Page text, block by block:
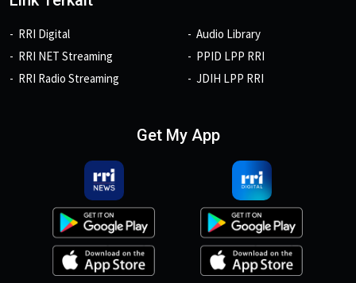
RRI Digital
RRI NET Streaming
RRI Radio Streaming
Audio Library
PPID LPP RRI
JDIH LPP RRI
Get My App